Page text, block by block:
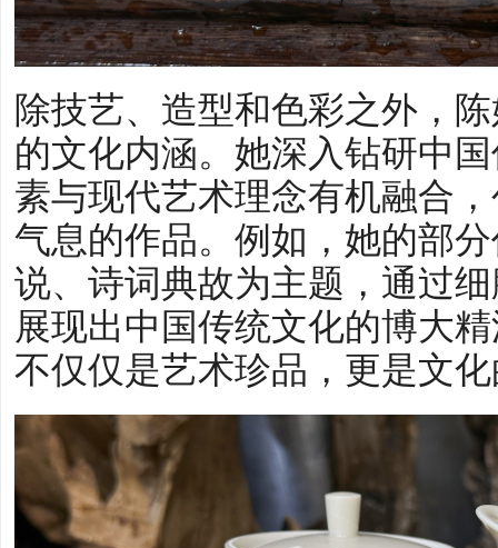
除技艺、造型和色彩之外，
的文化内涵。她深入钻研中
素与现代艺术理念有机融合
气息的作品。例如，她的部
说、诗词典故为主题，通过
展现出中国传统文化的博大
不仅仅是艺术珍品，更是文